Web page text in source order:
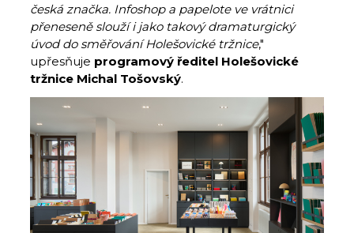
česká značka. Infoshop a papelote ve vrátnici
přeneseně slouží i jako takový dramaturgický
úvod do směřování Holešovické tržnice,"
upřesňuje programový ředitel Holešovické
tržnice Michal Tošovský.